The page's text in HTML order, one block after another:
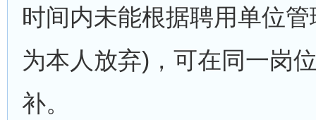
时间内未能根据聘用单位
为本人放弃)，可在同一岗
补。